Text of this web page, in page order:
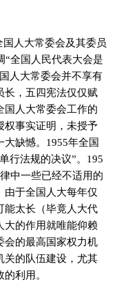
人大常委会及其委员
“全国人民代表大会是
人大常委会并不享有
长，五四宪法仅仅赋
国人大常委会工作的
权事实证明，未授予
缺憾。 1955年全国
行法规的决议”。 195
中一些已经不适用的
由于全国人大每年仅
能太长（毕竟人大代
大的作用就唯能仰赖
的最高国家权力机
关的队伍建设，尤其
利用。